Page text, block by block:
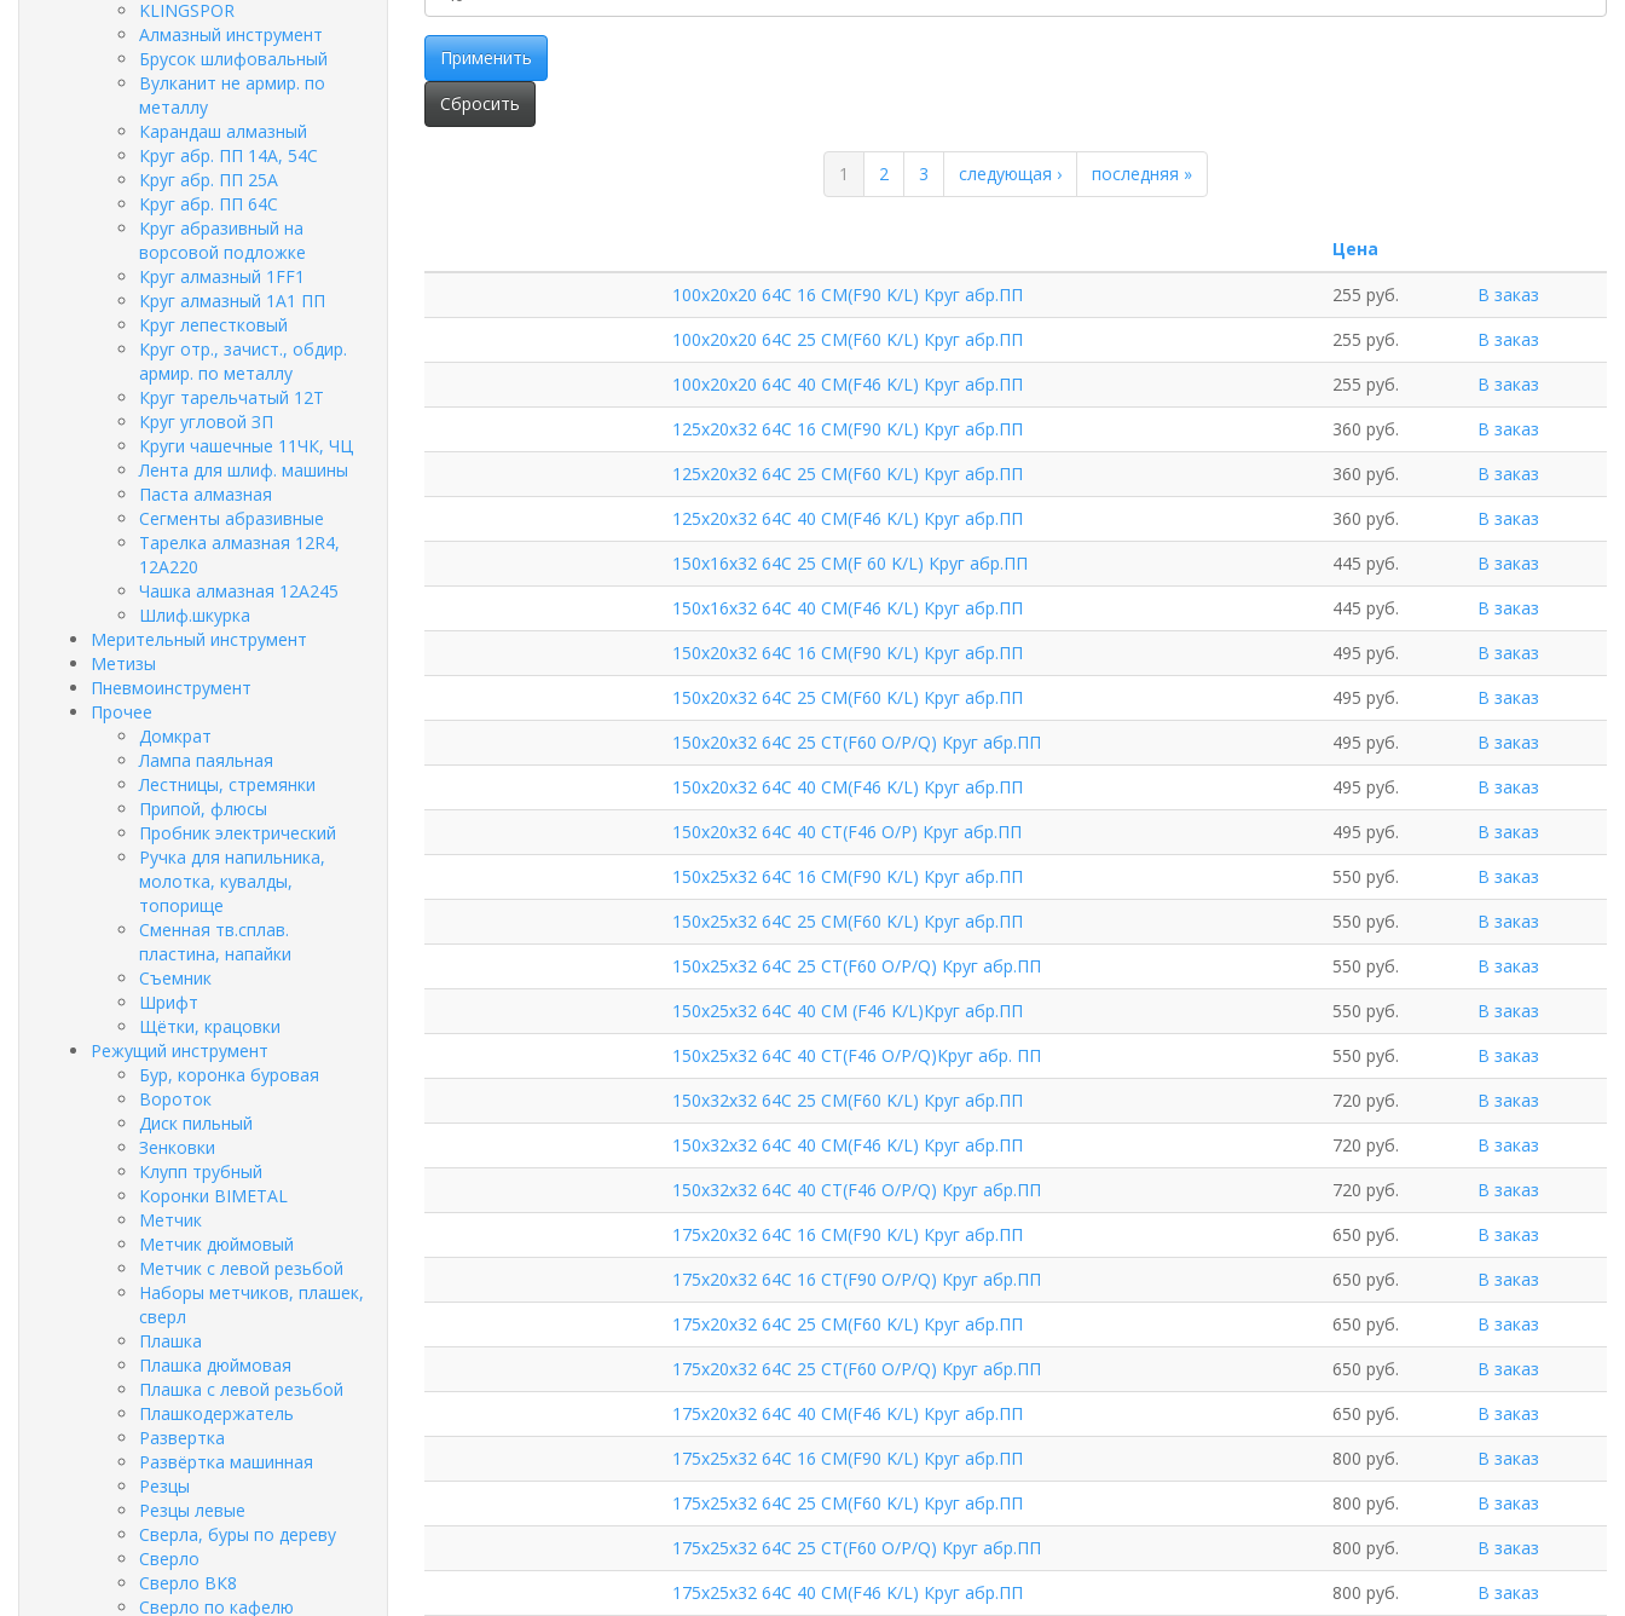
KLINGSPOR
Алмазный инструмент
Брусок шлифовальный
Вулканит не армир. по
металлу
Карандаш алмазный
Круг абр. ПП 14А, 54С
Круг абр. ПП 25А
Круг абр. ПП 64С
Круг абразивный на
ворсовой подложке
Круг алмазный 1FF1
Круг алмазный 1А1 ПП
Круг лепестковый
Круг отр., зачист., обдир.
армир. по металлу
Круг тарельчатый 12Т
Круг угловой ЗП
Круги чашечные 11ЧК, ЧЦ
Лента для шлиф. машины
Паста алмазная
Сегменты абразивные
Тарелка алмазная 12R4,
12А220
Чашка алмазная 12А245
Шлиф.шкурка
Мерительный инструмент
Метизы
Пневмоинструмент
Прочее
Домкрат
Лампа паяльная
Лестницы, стремянки
Припой, флюсы
Пробник электрический
Ручка для напильника,
молотка, кувалды,
топорище
Сменная тв.сплав.
пластина, напайки
Съемник
Шрифт
Щётки, крацовки
Режущий инструмент
Бур, коронка буровая
Вороток
Диск пильный
Зенковки
Клупп трубный
Коронки BIMETAL
Метчик
Метчик дюймовый
Метчик с левой резьбой
Наборы метчиков, плашек,
сверл
Плашка
Плашка дюймовая
Плашка с левой резьбой
Плашкодержатель
Развертка
Развёртка машинная
Резцы
Резцы левые
Сверла, буры по дереву
Сверло
Сверло ВК8
Сверло по кафелю
Применить
Сбросить
1 2 3 следующая › последняя »
Цена
100х20х20 64С 16 СМ(F90 K/L) Круг абр.ПП
255 руб.
В заказ
100х20х20 64С 25 СМ(F60 K/L) Круг абр.ПП
255 руб.
В заказ
100х20х20 64С 40 СМ(F46 K/L) Круг абр.ПП
255 руб.
В заказ
125х20х32 64С 16 СМ(F90 K/L) Круг абр.ПП
360 руб.
В заказ
125х20х32 64С 25 СМ(F60 K/L) Круг абр.ПП
360 руб.
В заказ
125х20х32 64С 40 СМ(F46 K/L) Круг абр.ПП
360 руб.
В заказ
150х16х32 64С 25 СМ(F 60 K/L) Круг абр.ПП
445 руб.
В заказ
150х16х32 64С 40 СМ(F46 K/L) Круг абр.ПП
445 руб.
В заказ
150х20х32 64С 16 СМ(F90 K/L) Круг абр.ПП
495 руб.
В заказ
150х20х32 64С 25 СМ(F60 K/L) Круг абр.ПП
495 руб.
В заказ
150х20х32 64С 25 СТ(F60 O/P/Q) Круг абр.ПП
495 руб.
В заказ
150х20х32 64С 40 СМ(F46 K/L) Круг абр.ПП
495 руб.
В заказ
150х20х32 64С 40 СТ(F46 О/Р) Круг абр.ПП
495 руб.
В заказ
150х25х32 64С 16 СМ(F90 K/L) Круг абр.ПП
550 руб.
В заказ
150х25х32 64С 25 СМ(F60 K/L) Круг абр.ПП
550 руб.
В заказ
150х25х32 64С 25 СТ(F60 O/P/Q) Круг абр.ПП
550 руб.
В заказ
150х25х32 64С 40 СМ (F46 K/L)Круг абр.ПП
550 руб.
В заказ
150х25х32 64С 40 СТ(F46 O/P/Q)Круг абр. ПП
550 руб.
В заказ
150х32х32 64С 25 СМ(F60 K/L) Круг абр.ПП
720 руб.
В заказ
150х32х32 64С 40 СМ(F46 K/L) Круг абр.ПП
720 руб.
В заказ
150х32х32 64С 40 СТ(F46 O/P/Q) Круг абр.ПП
720 руб.
В заказ
175х20х32 64С 16 СМ(F90 K/L) Круг абр.ПП
650 руб.
В заказ
175х20х32 64С 16 СТ(F90 O/P/Q) Круг абр.ПП
650 руб.
В заказ
175х20х32 64С 25 СМ(F60 K/L) Круг абр.ПП
650 руб.
В заказ
175х20х32 64С 25 СТ(F60 O/P/Q) Круг абр.ПП
650 руб.
В заказ
175х20х32 64С 40 СМ(F46 K/L) Круг абр.ПП
650 руб.
В заказ
175х25х32 64С 16 СМ(F90 K/L) Круг абр.ПП
800 руб.
В заказ
175х25х32 64С 25 СМ(F60 K/L) Круг абр.ПП
800 руб.
В заказ
175х25х32 64С 25 СТ(F60 O/P/Q) Круг абр.ПП
800 руб.
В заказ
175х25х32 64С 40 СМ(F46 K/L) Круг абр.ПП
800 руб.
В заказ